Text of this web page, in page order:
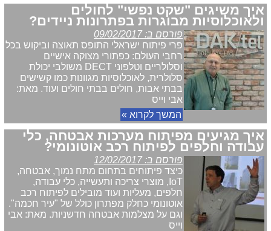
איך משיגים "שקט נפשי" לחולים
ולאוכלוסיות מבוגרות בפתרונות ניידים?
פורסם ב: 09/02/2017
פרי פיתוח ישראלי התופס תאוצה וביקוש בכל
רחבי העולם: כפתורי מצוקה אישיים
וסלולריים וטלפוני DECT משולבי יכולת
סלולרית, לאוכלוסיות מגוונות כמו קשישים
בבתי אבות, חולים בבתי חולים ועוד. מאת:
אבי וייס
המשך לקרוא »
איך מגיעים מפיתוח מערכות אבטחה, כלי
עבודה וחלפים לפיתוח רכב אוטונומי?
פורסם ב: 12/02/2017
כיצד פיתוחים בתחום מתח נמוך, אבטחה,
IoT, מוצרי צריכה ותעשייה, כלי עבודה,
חלפים, מעליות ועוד מובילים לפיתוח רכב
אוטונומי כחלק מפתרון כולל של "עיר חכמה".
וגם על מצלמות אבטחה חדשניות. מאת: אבי
וייס